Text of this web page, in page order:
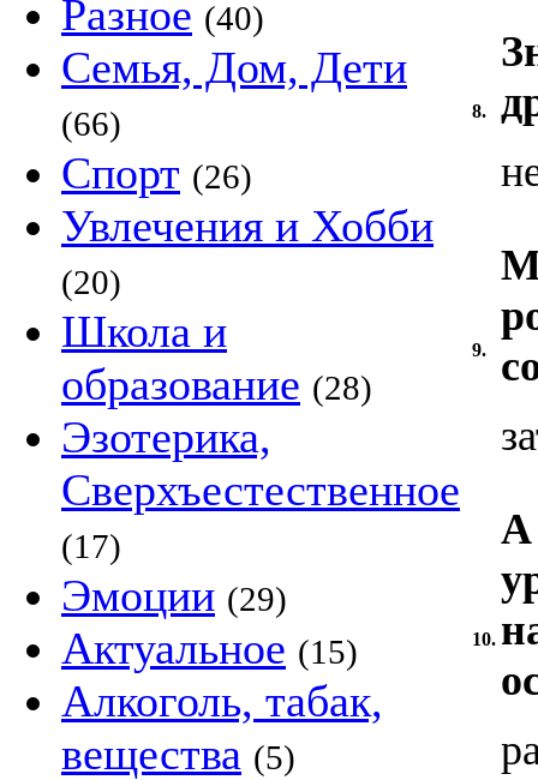
Разное (40)
Семья, Дом, Дети
(66)
Спорт (26)
Увлечения и Хобби
(20)
Школа и
образование (28)
Эзотерика,
Сверхъестественное
(17)
Эмоции (29)
Актуальное (15)
Алкоголь, табак,
вещества (5)
8.
9.
10.
А